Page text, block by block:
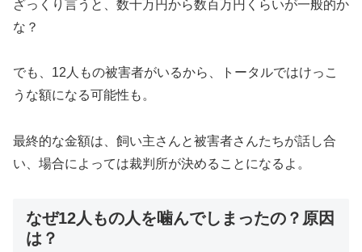
ざっくり言うと、数十万円から数百万円くらいが一般的か
な？
でも、12人もの被害者がいるから、トータルではけっこ
うな額になる可能性も。
最終的な金額は、飼い主さんと被害者さんたちが話し合
い、場合によっては裁判所が決めることになるよ。
なぜ12人もの人を噛んでしまったの？原因
は？